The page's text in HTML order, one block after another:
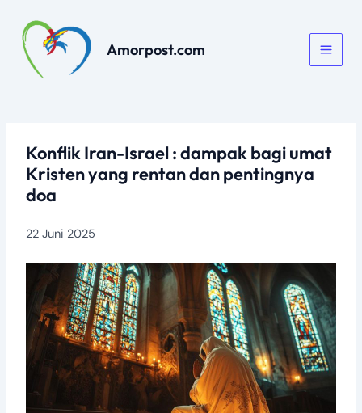
konten
Amorpost.com
Konflik Iran-Israel : dampak bagi umat
Kristen yang rentan dan pentingnya
doa
22 Juni 2025